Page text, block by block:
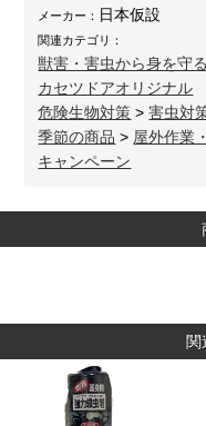
メーカー： 日本仮設
関連カテゴリ：
獣害・害虫から身を守る
カセツドアオリジナル
危険生物対策 >害虫対
季節の商品 > 屋外作業
キャンペーン
関